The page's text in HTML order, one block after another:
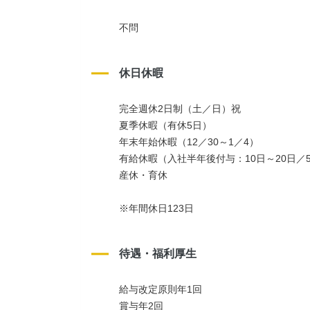
不問
休日休暇
完全週休2日制（土／日）祝
夏季休暇（有休5日）
年末年始休暇（12／30～1／4）
有給休暇（入社半年後付与：10日～20日／
産休・育休
※年間休日123日
待遇・福利厚生
給与改定原則年1回
賞与年2回